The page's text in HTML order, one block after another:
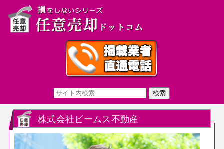
株式会社ビームス不動産